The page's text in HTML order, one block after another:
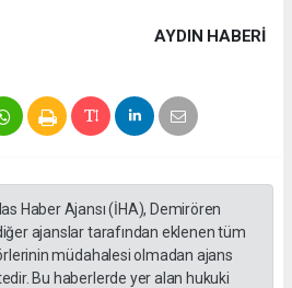
AYDIN HABERİ
Haber Ajansı (İHA), Demirören
ajanslar tarafından eklenen tüm
müdahalesi olmadan ajans
Bu haberlerde yer alan hukuki